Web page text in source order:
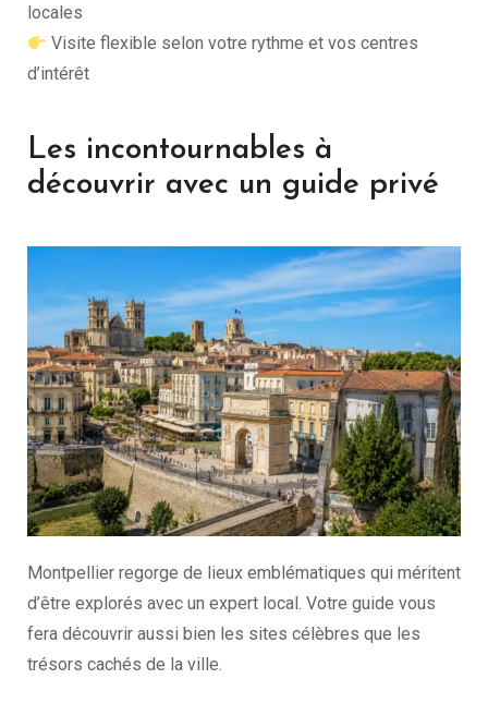
locales
Visite flexible selon votre rythme et vos centres
d’intérêt
Les incontournables à
découvrir avec un guide privé
Montpellier regorge de lieux emblématiques qui méritent
d’être explorés avec un expert local. Votre guide vous
fera découvrir aussi bien les sites célèbres que les
trésors cachés de la ville.